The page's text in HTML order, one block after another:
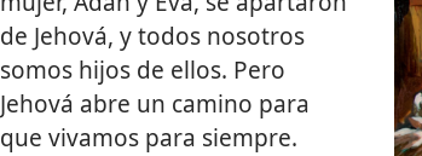
de Jehová, y todos nosotros
somos hijos de ellos. Pero
Jehová abre un camino para
que vivamos para siempre.